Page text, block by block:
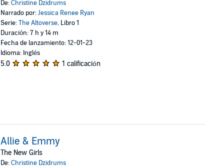
De:Christine Dzidrums
Narrado por:Jessica Renee Ryan
Serie:The Altoverse, Libro 1
Duración: 7 h y 14 m
Fecha de lanzamiento: 12-01-23
Idioma: Inglés
5.0 1 calificación
Allie & Emmy
The New Girls
De:Christine Dzidrums